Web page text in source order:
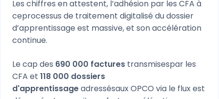
Les chiffres en attestent, l’adhésion par les CFA à
ceprocessus de traitement digitalisé du dossier
d’apprentissage est massive, et son accélération
continue.
Le cap des 690 000 factures transmisespar les
CFA et 118 000 dossiers
d'apprentissageadressésaux OPCO via le flux est